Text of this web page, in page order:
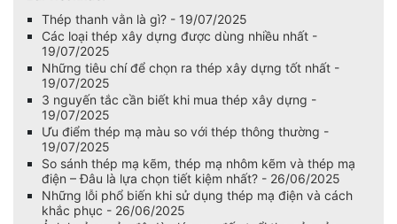
Thép thanh vằn là gì? - 19/07/2025
Các loại thép xây dựng được dùng nhiều nhất -
19/07/2025
Những tiêu chí để chọn ra thép xây dựng tốt nhất -
19/07/2025
3 nguyến tắc cần biết khi mua thép xây dựng -
19/07/2025
Ưu điểm thép mạ màu so với thép thông thường -
19/07/2025
So sánh thép mạ kẽm, thép mạ nhôm kẽm và thép mạ
điện – Đâu là lựa chọn tiết kiệm nhất? - 26/06/2025
Những lỗi phổ biến khi sử dụng thép mạ điện và cách
khắc phục - 26/06/2025